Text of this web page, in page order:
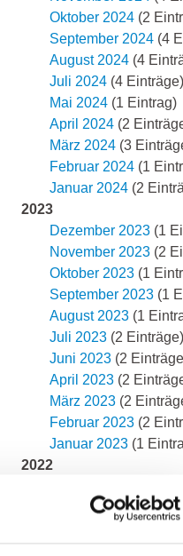
Oktober 2024 (2
September 2024 (4
August 2024 (4
Juli 2024 (4 Einträge)
Mai 2024 (1 Eintrag)
April 2024 (2
März 2024 (3
Februar 2024 (1
Januar 2024 (2
2023
Dezember 2023 (1
November 2023 (2
Oktober 2023 (1
September 2023 (1
August 2023 (1
Juli 2023 (2 Einträge)
Juni 2023 (2
April 2023 (2
März 2023 (2
Februar 2023 (2
Januar 2023 (1
2022
(3
September 2022(2
(2